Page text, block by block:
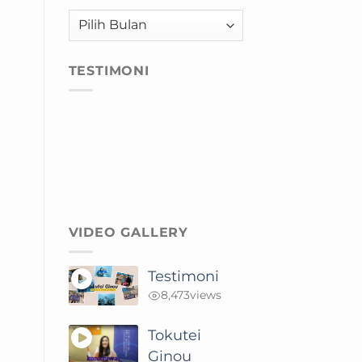
Arsip
TESTIMONI
VIDEO GALLERY
Testimoni
8,473views
Tokutei
Ginou